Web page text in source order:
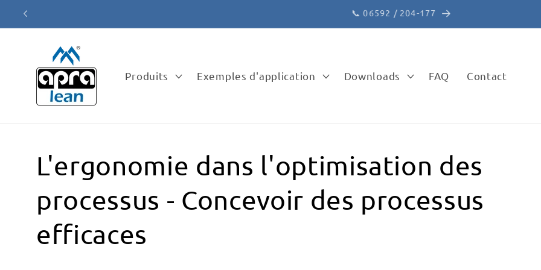
passer
au
✉️ vertrieb@apra-lean.de
Produits Exemples d'application Downloads FAQ Contact
L'ergonomie dans l'optimisation des
processus - Concevoir des processus
efficaces